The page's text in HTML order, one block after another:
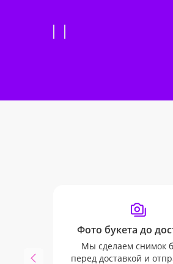
Фото букета до
Мы сделаем снимок
перед доставкой и